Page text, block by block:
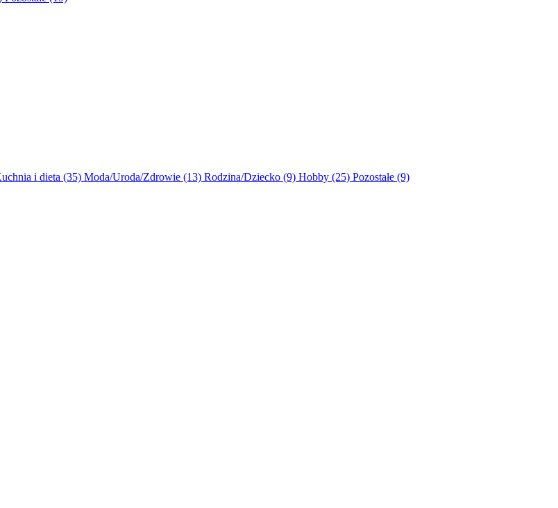
i dieta (35) Moda/Uroda/Zdrowie (13) Rodzina/Dziecko (9) Hobby (25) Pozostałe (9)